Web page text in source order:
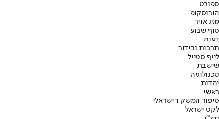
ספורט
הורוסקופ
מזג אויר
סוף שבוע
דעות
תרבות ובידור
לייף סטייל
שישבת
טכנולוגיה
יהדות
ראשי
סיפור המשק הישראלי
לקט ישראל